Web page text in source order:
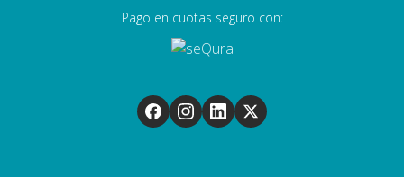
Pago en cuotas seguro con: